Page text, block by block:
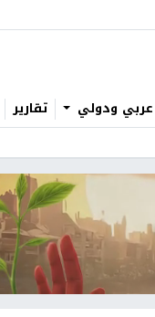
عربي ودولي تقارير